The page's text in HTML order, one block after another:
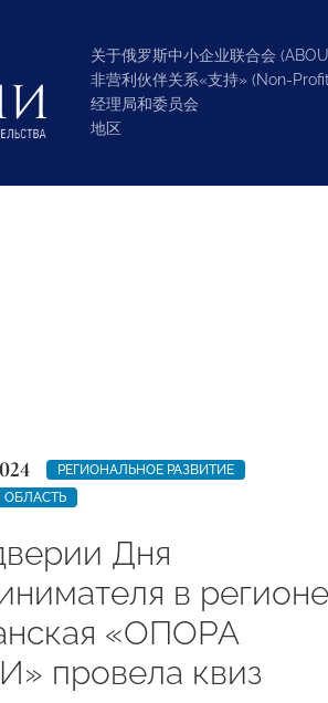
关于俄罗斯中小企业联合会
非营利伙伴关系«支持» (Non-
经理局和委员会
地区
РЕГИОНАЛЬНОЕ РАЗВИТИЕ
ОБЛАСТЬ
Дня
в регионе
«ОПОРА
провела квиз